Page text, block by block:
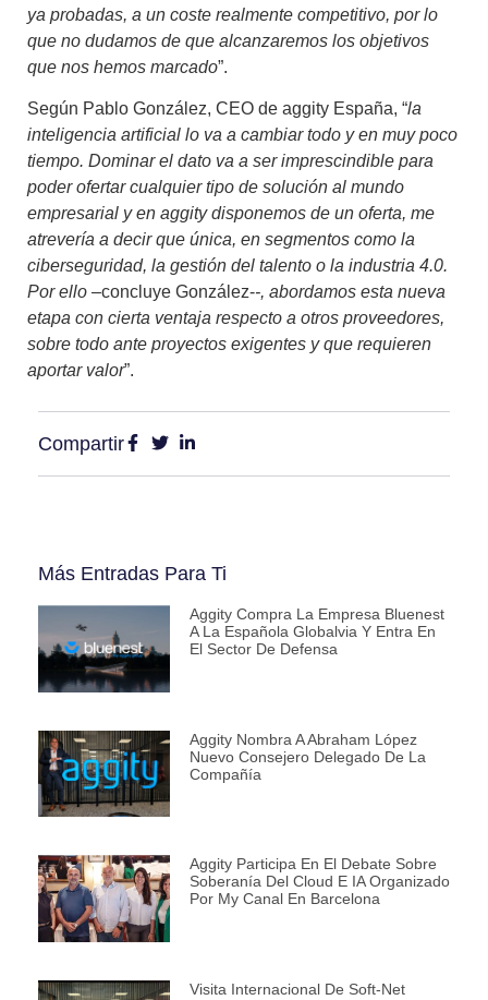
ya probadas, a un coste realmente competitivo, por lo
que no dudamos de que alcanzaremos los objetivos
que nos hemos marcado”.
Según Pablo González, CEO de aggity España, “la
inteligencia artificial lo va a cambiar todo y en muy poco
tiempo. Dominar el dato va a ser imprescindible para
poder ofertar cualquier tipo de solución al mundo
empresarial y en aggity disponemos de un oferta, me
atrevería a decir que única, en segmentos como la
ciberseguridad, la gestión del talento o la industria 4.0.
Por ello –concluye González--, abordamos esta nueva
etapa con cierta ventaja respecto a otros proveedores,
sobre todo ante proyectos exigentes y que requieren
aportar valor”.
Compartir
Más Entradas Para Ti
Aggity Compra La Empresa Bluenest
A La Española Globalvia Y Entra En
El Sector De Defensa
Aggity Nombra A Abraham López
Nuevo Consejero Delegado De La
Compañía
Aggity Participa En El Debate Sobre
Soberanía Del Cloud E IA Organizado
Por My Canal En Barcelona
Visita Internacional De Soft-Net